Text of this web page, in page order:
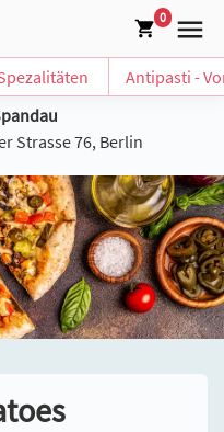
0
Antipasti -
Strasse 76, Berlin